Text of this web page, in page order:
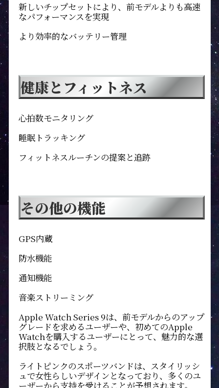
新しいチップセットにより、前モデルよりも高速
なパフォーマンスを実現
より効率的なバッテリー管理
健康とフィットネス
心拍数モニタリング
睡眠トラッキング
フィットネスルーチンの提案と追跡
その他の機能
GPS内蔵
防水機能
通知機能
音楽ストリーミング
Apple Watch Series 9は、前モデルからのアップ
グレードを求めるユーザーや、初めてのApple
Watchを購入するユーザーにとって、魅力的な選
択肢となるでしょう。
ライトピンクのスポーツバンドは、スタイリッシ
ュで女性らしいデザインとなっており、多くのユ
ーザーから支持を受けることが予想されます。